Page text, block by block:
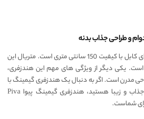
این هندزفری گیمینگ دارای کابل با کیفیت 150 سانتی متری است. متریال این
است. یکی دیگر از ویژگی های مهم این هندزفری،
مدرن است. اگر به دنبال یک هندزفری گیمینگ با
صدای حرفه ای و طراحی جذاب و زیبا هستید، هندزفری گیمینگ پیوا Piva